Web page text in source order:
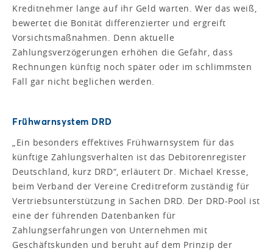
Kreditnehmer lange auf ihr Geld warten. Wer das weiß,
bewertet die Bonität differenzierter und ergreift
Vorsichtsmaßnahmen. Denn aktuelle
Zahlungsverzögerungen erhöhen die Gefahr, dass
Rechnungen künftig noch später oder im schlimmsten
Fall gar nicht beglichen werden.
Frühwarnsystem DRD
„Ein besonders effektives Frühwarnsystem für das
künftige Zahlungsverhalten ist das Debitorenregister
Deutschland, kurz DRD“, erläutert Dr. Michael Kresse,
beim Verband der Vereine Creditreform zuständig für
Vertriebsunterstützung in Sachen DRD. Der DRD-Pool ist
eine der führenden Datenbanken für
Zahlungserfahrungen von Unternehmen mit
Geschäftskunden und beruht auf dem Prinzip der